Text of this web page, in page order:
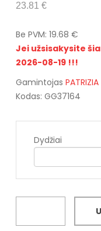
23.81 €
Be PVM: 19.68 €
Jei užsisakysite
2026-08-19 !!!
Gamintojas PATRIZIA
Kodas: GG37164
Dydžiai